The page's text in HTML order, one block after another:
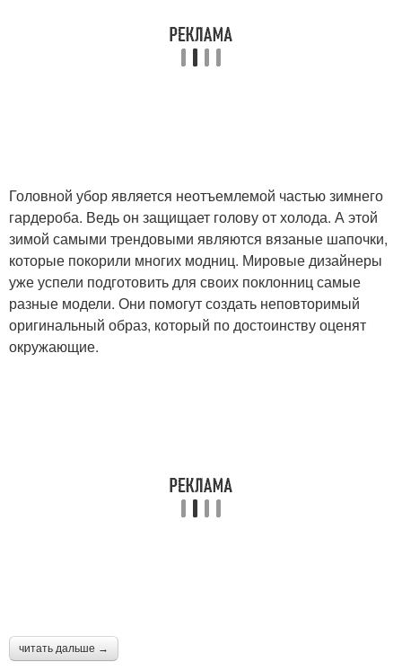
Головной убор является неотъемлемой частью зимнего
гардероба. Ведь он защищает голову от холода. А этой
зимой самыми трендовыми являются вязаные шапочки,
которые покорили многих модниц. Мировые дизайнеры
уже успели подготовить для своих поклонниц самые
разные модели. Они помогут создать неповторимый
оригинальный образ, который по достоинству оценят
окружающие.
читать дальше →